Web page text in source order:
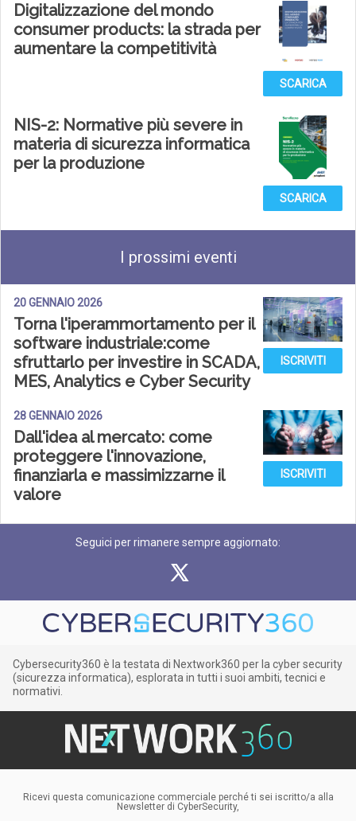
Digitalizzazione del mondo
consumer products: la strada per
aumentare la competitività
SCARICA
NIS-2: Normative più severe in
materia di sicurezza informatica
per la produzione
SCARICA
I prossimi eventi
20 GENNAIO 2026
Torna l'iperammortamento per il
software industriale:come
sfruttarlo per investire in SCADA,
MES, Analytics e Cyber Security
ISCRIVITI
28 GENNAIO 2026
Dall'idea al mercato: come
proteggere l'innovazione,
finanziarla e massimizzarne il
valore
ISCRIVITI
Seguici per rimanere sempre aggiornato:
Cybersecurity360 è la testata di Nextwork360 per la cyber security
(sicurezza informatica), esplorata in tutti i suoi ambiti, tecnici e
normativi.
Ricevi questa comunicazione commerciale perché ti sei iscritto/a alla
Newsletter di CyberSecurity,